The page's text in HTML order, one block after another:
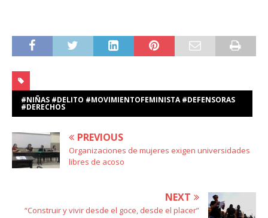
#NIÑAS #DELITO #MOVIMIENTOFEMINISTA #DEFENSORAS
#DERECHOS
PREVIOUS
Organizaciones de mujeres exigen universidades
libres de acoso
NEXT
“Construir y vivir desde el goce, desde el placer”